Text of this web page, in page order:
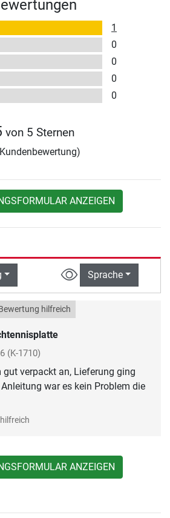
1
0
0
0
0
von 5 Sternen
ANZEIGEN
Sprache
hilfreich
(K-1710)
gut verpackt an, Lieferung ging
war es kein Problem die
ANZEIGEN